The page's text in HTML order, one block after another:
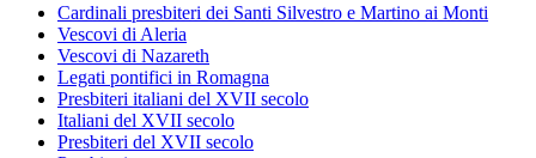
Cardinali presbiteri dei Santi Silvestro e Martino ai Monti
Vescovi di Aleria
Vescovi di Nazareth
Legati pontifici in Romagna
Presbiteri italiani del XVII secolo
Italiani del XVII secolo
Presbiteri del XVII secolo